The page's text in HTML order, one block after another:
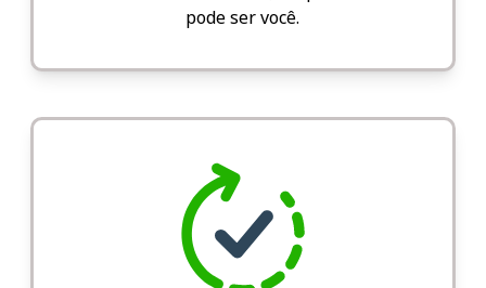
pode ser você.